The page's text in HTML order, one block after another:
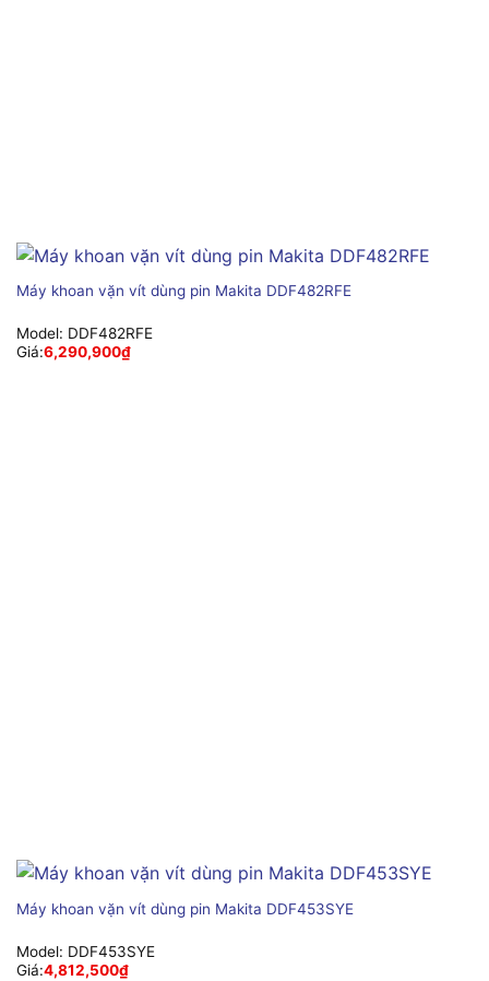
Máy khoan vặn vít dùng pin Makita DDF482RFE
Model: DDF482RFE
Giá:6,290,900₫
Máy khoan vặn vít dùng pin Makita DDF453SYE
Model: DDF453SYE
Giá:4,812,500₫